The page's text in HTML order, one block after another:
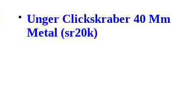
Unger Clickskraber 40 Mm
Metal (sr20k)